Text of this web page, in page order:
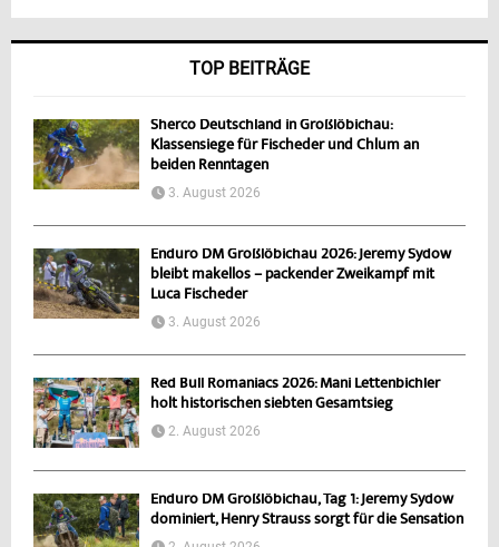
TOP BEITRÄGE
Sherco Deutschland in Großlöbichau:
Klassensiege für Fischeder und Chlum an
beiden Renntagen
3. August 2026
Enduro DM Großlöbichau 2026: Jeremy Sydow
bleibt makellos – packender Zweikampf mit
Luca Fischeder
3. August 2026
Red Bull Romaniacs 2026: Mani Lettenbichler
holt historischen siebten Gesamtsieg
2. August 2026
Enduro DM Großlöbichau, Tag 1: Jeremy Sydow
dominiert, Henry Strauss sorgt für die Sensation